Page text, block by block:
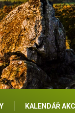
KALENDÁŘ AKCÍ